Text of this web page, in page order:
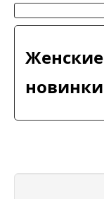
Женские
новинки